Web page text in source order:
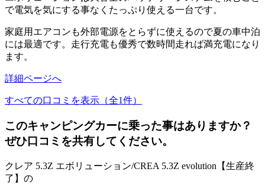
で電気を気にする事なくたっぷり使える一台です。
家庭用エアコンも外部電源をとらずに使えるので夏の車中泊
には最適です。走行充電も優秀で数時間走れば満充電になり
ます。
詳細ページへ
すべての口コミを表示（全1件）
このキャンピングカーに乗った事はありますか？
ぜひ口コミを共有してください。
クレア 5.3Z エボリューション/CREA 5.3Z evolution【生産終
了】の